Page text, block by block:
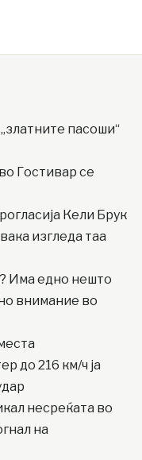
пасоши“
Гостивар се
Кели Брук
изгледа таа
Има едно нешто
внимание во
до 216 км/ч ја
несреќата во
на